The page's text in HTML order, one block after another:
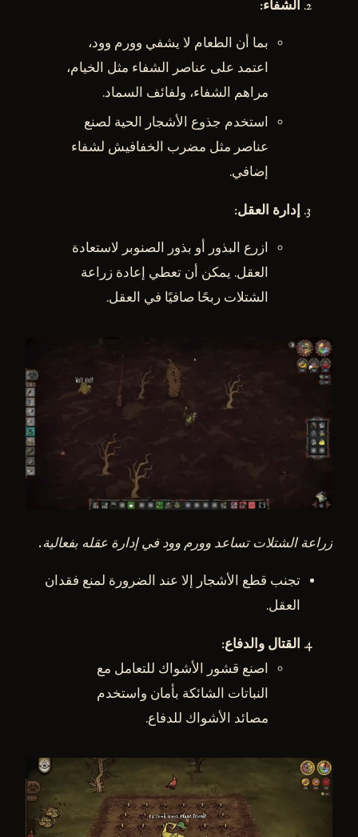
الشفاء:
بما أن الطعام لا يشفي وورم وود،
اعتمد على عناصر الشفاء مثل الخيام،
مراهم الشفاء، ولفائف السماد.
استخدم جذوع الأشجار الحية لصنع
عناصر مثل مضرب الخفافيش لشفاء
إضافي.
إدارة العقل:
ازرع البذور أو بذور الصنوبر لاستعادة
العقل. يمكن أن تعطي إعادة زراعة
الشتلات ربحًا صافيًا في العقل.
زراعة الشتلات تساعد وورم وود في إدارة عقله بفعالية.
تجنب قطع الأشجار إلا عند الضرورة لمنع فقدان
العقل.
القتال والدفاع:
اصنع قشور الأشواك للتعامل مع
النباتات الشائكة بأمان واستخدم
مصائد الأشواك للدفاع.